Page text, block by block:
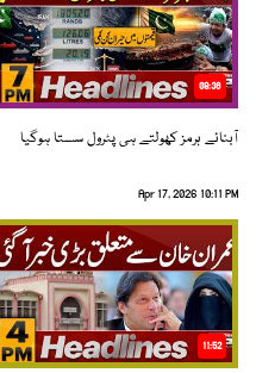
08:36
آبنائے ہرمز کھولتے ہی پٹرول سستا ہوگیا
Apr 17, 2026 10:11 PM
11:52